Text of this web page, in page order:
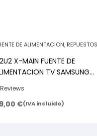
DE ALIMENTACION, REPUESTOS
X-MAIN FUENTE DE
TV SAMSUNG
€(IVA incluido)